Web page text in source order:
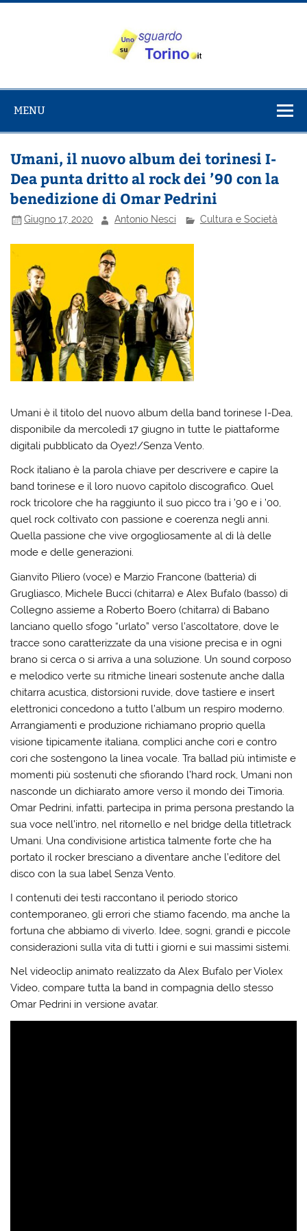
Salta
su Torino
MENU
Umani, il nuovo album dei torinesi I-
Dea punta dritto al rock dei ’90 con la
benedizione di Omar Pedrini
Giugno 17, 2020 Antonio Nesci Cultura e Società
Umani è il titolo del nuovo album della band torinese I-Dea,
disponibile da mercoledì 17 giugno in tutte le piattaforme
digitali pubblicato da Oyez!/Senza Vento.
Rock italiano è la parola chiave per descrivere e capire la
band torinese e il loro nuovo capitolo discografico. Quel
rock tricolore che ha raggiunto il suo picco tra i ’90 e i ’00,
quel rock coltivato con passione e coerenza negli anni.
Quella passione che vive orgogliosamente al di là delle
mode e delle generazioni.
Gianvito Piliero (voce) e Marzio Francone (batteria) di
Grugliasco, Michele Bucci (chitarra) e Alex Bufalo (basso) di
Collegno assieme a Roberto Boero (chitarra) di Babano
lanciano quello sfogo “urlato” verso l’ascoltatore, dove le
tracce sono caratterizzate da una visione precisa e in ogni
brano si cerca o si arriva a una soluzione. Un sound corposo
e melodico verte su ritmiche lineari sostenute anche dalla
chitarra acustica, distorsioni ruvide, dove tastiere e insert
elettronici concedono a tutto l’album un respiro moderno.
Arrangiamenti e produzione richiamano proprio quella
visione tipicamente italiana, complici anche cori e contro
cori che sostengono la linea vocale. Tra ballad più intimiste e
momenti più sostenuti che sfiorando l’hard rock, Umani non
nasconde un dichiarato amore verso il mondo dei Timoria.
Omar Pedrini, infatti, partecipa in prima persona prestando la
sua voce nell’intro, nel ritornello e nel bridge della titletrack
Umani. Una condivisione artistica talmente forte che ha
portato il rocker bresciano a diventare anche l’editore del
disco con la sua label Senza Vento.
I contenuti dei testi raccontano il periodo storico
contemporaneo, gli errori che stiamo facendo, ma anche la
fortuna che abbiamo di viverlo. Idee, sogni, grandi e piccole
considerazioni sulla vita di tutti i giorni e sui massimi sistemi.
Nel videoclip animato realizzato da Alex Bufalo per Violex
Video, compare tutta la band in compagnia dello stesso
Omar Pedrini in versione avatar.